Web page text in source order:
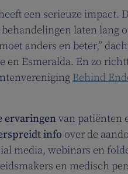
een serieuze impact.
behandelingen laten lang
anders en beter,”
en Esmeralda. En zo
Behind
ervaringenvan patiënten
info over de
media, webinars en
en medisch